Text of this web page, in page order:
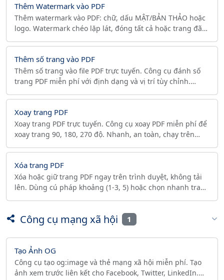
Thêm Watermark vào PDF
Thêm watermark vào PDF: chữ, dấu MẬT/BẢN THẢO hoặc
logo. Watermark chéo lặp lát, đóng tất cả hoặc trang đã
Thêm số trang vào PDF
Thêm số trang vào file PDF trực tuyến. Công cụ đánh số
trang PDF miễn phí với định dạng và vị trí tùy chỉnh.
tự động.
Xoay trang PDF
Xoay trang PDF trực tuyến. Công cụ xoay PDF miễn phí để
xoay trang 90, 180, 270 độ. Nhanh, an toàn, chạy trên
Xóa trang PDF
Xóa hoặc giữ trang PDF ngay trên trình duyệt, không tải
lên. Dùng cú pháp khoảng (1-3, 5) hoặc chọn nhanh trang
Công cụ mạng xã hội 1
Tạo Ảnh OG
Công cụ tạo og:image và thẻ mạng xã hội miễn phí. Tạo
ảnh xem trước liên kết cho Facebook, Twitter, LinkedIn.